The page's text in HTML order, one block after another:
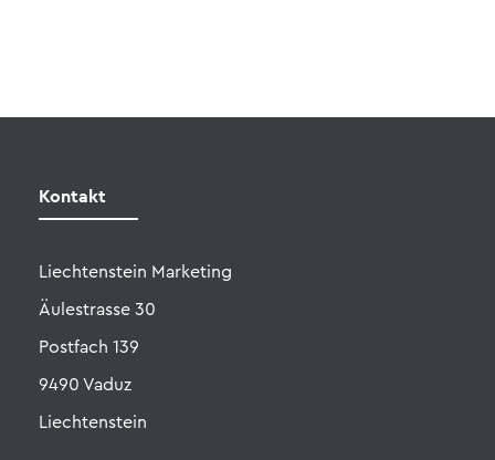
Liechtenstein Marketing
Äulestrasse 30
Postfach 139
9490 Vaduz
Liechtenstein